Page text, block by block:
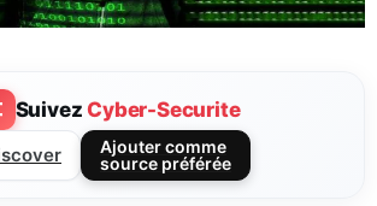
SuivezCyber-Securite
Ajouter comme
source préférée